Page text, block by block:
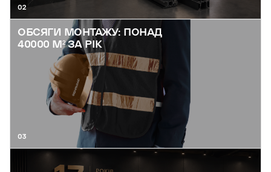
02
ОБСЯГИ МОНТАЖУ: ПОНАД
40000 М² ЗА РІК
03